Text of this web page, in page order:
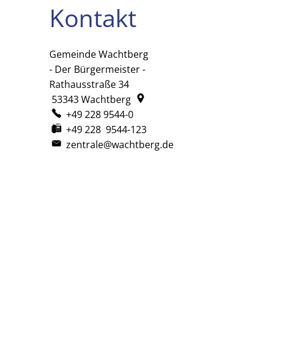
Kontakt
Gemeinde Wachtberg
- Der Bürgermeister -
Rathausstraße 34
53343Wachtberg
+49 228 9544-0
+49 228 9544-123
zentrale@wachtberg.de